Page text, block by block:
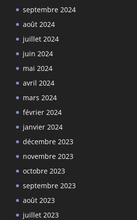
septembre 2024
août 2024
juillet 2024
juin 2024
mai 2024
avril 2024
mars 2024
février 2024
janvier 2024
décembre 2023
novembre 2023
octobre 2023
septembre 2023
août 2023
juillet 2023